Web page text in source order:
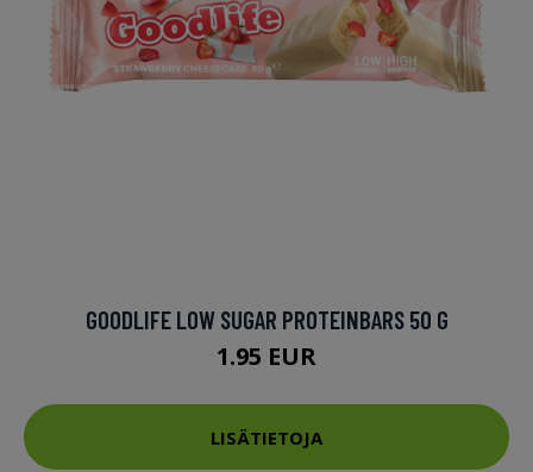
GOODLIFE LOW SUGAR PROTEINBARS 50 G
1.95 EUR
LISÄTIETOJA